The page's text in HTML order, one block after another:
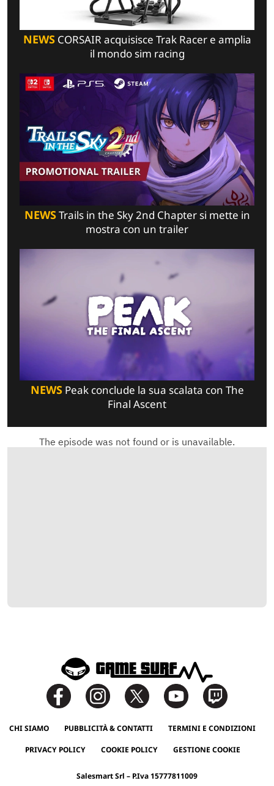
NEWSCORSAIR acquisisce Trak Racer e amplia
il mondo sim racing
NEWSTrails in the Sky 2nd Chapter si mette in
mostra con un trailer
NEWSPeak conclude la sua scalata con The
Final Ascent
CHI SIAMO PUBBLICITÀ & CONTATTI TERMINI E CONDIZIONI
PRIVACY POLICY COOKIE POLICY GESTIONE COOKIE
Salesmart Srl – P.Iva 15777811009